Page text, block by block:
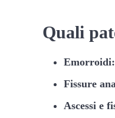
Quali
Emorroidi:
Fissure
Ascessi e